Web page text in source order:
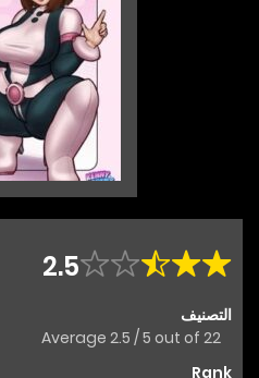
2.5
التصنيف
Average 2.5 /5 out of 22
Rank